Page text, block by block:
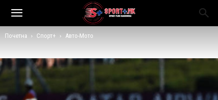
Почетна Спорт+ Авто-Мото